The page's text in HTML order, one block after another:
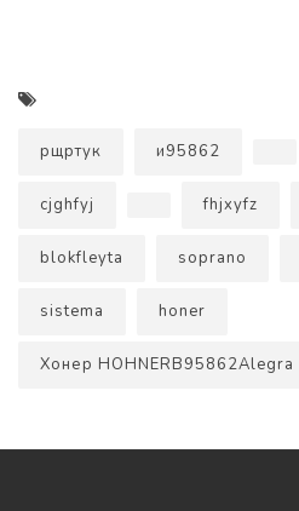
рщртук и95862
cjghfyj fhjxyfz
blokfleyta soprano
sistema honer
Хонер HOHNERB95862Alegra